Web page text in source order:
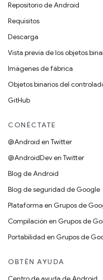
Repositorio de Android
Requisitos
Descarga
Vista previa de los objetos
Imágenes de fábrica
Objetos binarios del
GitHub
CONÉCTATE
@Android en Twitter
@AndroidDev en Twitter
Blog de Android
Blog de seguridad de Google
Plataforma en Grupos de
Compilación en Grupos de
Portabilidad en Grupos de
OBTÉN AYUDA